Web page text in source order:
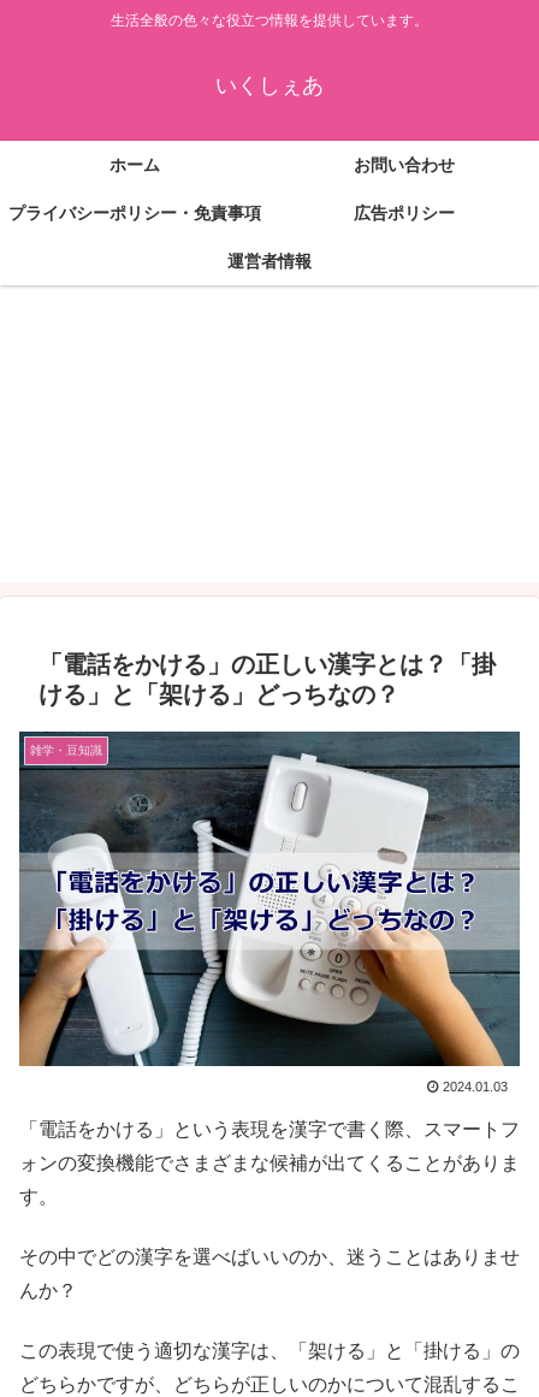
生活全般の色々な役立つ情報を提供しています。
いくしぇあ
ホーム お問い合わせ
プライバシーポリシー・免責事項 広告ポリシー
運営者情報
「電話をかける」の正しい漢字とは？「掛
ける」と「架ける」どっちなの？
雑学・豆知識
2024.01.03
「電話をかける」という表現を漢字で書く際、スマートフ
ォンの変換機能でさまざまな候補が出てくることがありま
す。
その中でどの漢字を選べばいいのか、迷うことはありませ
んか？
この表現で使う適切な漢字は、「架ける」と「掛ける」の
どちらかですが、どちらが正しいのかについて混乱するこ